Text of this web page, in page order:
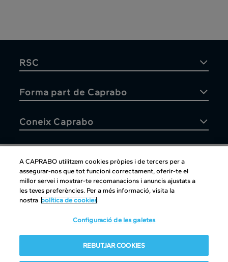
RSC
Forma part de Caprabo
Coneix Caprabo
Atenció al client
Copyright| Política de cookies
Canal intern d'informació
A CAPRABO utilitzem cookies pròpies i de tercers per a
assegurar-nos que tot funcioni correctament, oferir-te el
millor servei i mostrar-te recomanacions i anuncis ajustats a
les teves preferències. Per a més informació, visita la
nostra política de cookies
Configuració de les galetes
REBUTJAR COOKIES